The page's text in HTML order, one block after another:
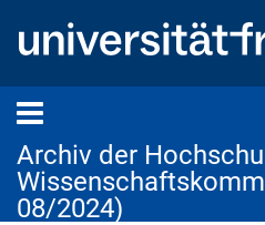
Archiv der
08/2024)